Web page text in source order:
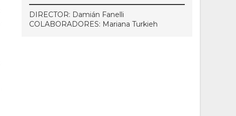
DIRECTOR: Damián Fanelli
COLABORADORES: Mariana Turkieh